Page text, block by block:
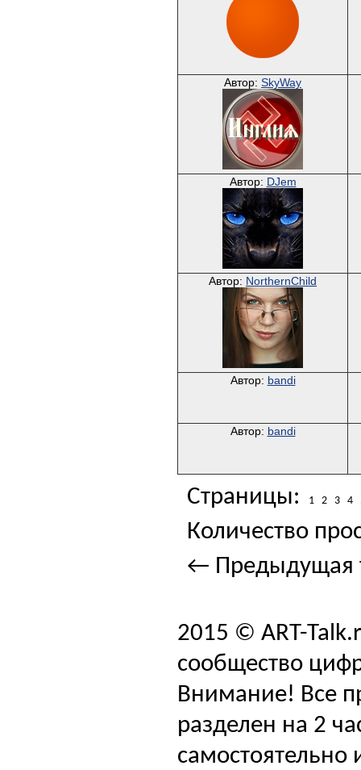
Автор: SkyWay
Автор: DJem
Автор: NorthernChild
Автор: bandi
Автор: bandi
Страницы: 1 2 3 4
Количество
← Предыдущая
2015 © ART-
сообщество
Внимание! Все
разделен на 2
самостоятельно